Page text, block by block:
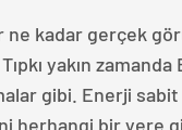
ne kadar gerçek
yakın zamanda
gibi. Enerji sabit
herhangi bir yere